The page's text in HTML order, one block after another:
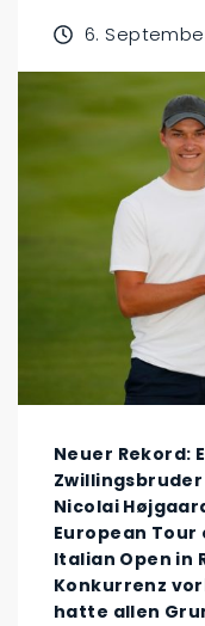
6.
Neuer Rekord:
Nicolai
European Tour
Italian Open in
Konkurrenz
hatte allen